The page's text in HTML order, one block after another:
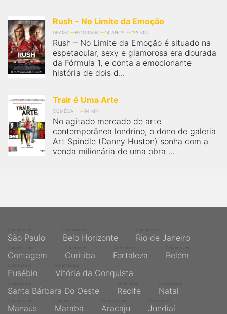
Rush - No Limite da Emoção
DRAMA BIOGRAFIA 14 ANOS 123 MIN
Rush – No Limite da Emoção é situado na
espetacular, sexy e glamorosa era dourada
da Fórmula 1, e conta a emocionante
história de dois d...
Trair é Uma Arte
COMÉDIA 94 MIN
No agitado mercado de arte
contemporânea londrino, o dono de galeria
Art Spindle (Danny Huston) sonha com a
venda milionária de uma obra ...
São Paulo Belo Horizonte Rio de Janeiro
Contagem Curitiba Fortaleza Belém
Eusébio Vitória da Conquista
Santa Bárbara Do Oeste Recife Natal
Manaus Marabá Aracaju Jundiaí